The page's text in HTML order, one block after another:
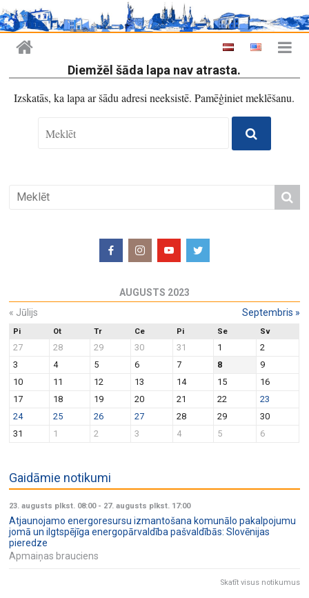
Diemžēl šāda lapa nav atrasta.
Izskatās, ka lapa ar šādu adresi neeksistē. Pamēģiniet meklēšanu.
AUGUSTS 2023
« Jūlijs Septembris »
Pi Ot Tr Ce Pi Se Sv
27 28 29 30 31 1
2
3
4 5 6 7 8
9
10
11 12 13 14 15
16
17
18 19 20 21 22
23
24
25 26 27 28 29
30
31
1 2 3 4 5 6
Gaidāmie notikumi
23. augusts plkst. 08:00- 27. augusts plkst. 17:00
Atjaunojamo energoresursu izmantošana komunālo pakalpojumu
jomā un ilgtspējīga energopārvaldība pašvaldībās: Slovēnijas
pieredze
Apmaiņas brauciens
Skatīt visus notikumus